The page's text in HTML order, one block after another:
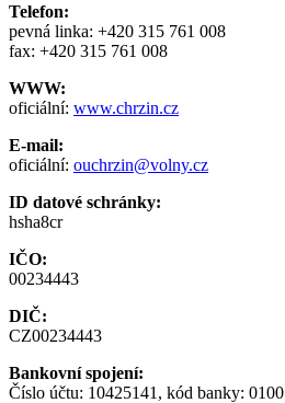
Telefon:
pevná linka: +420 315 761 008
fax: +420 315 761 008
WWW:
oficiální: www.chrzin.cz
E-mail:
oficiální: ouchrzin@volny.cz
ID datové schránky:
hsha8cr
IČO:
00234443
DIČ:
CZ00234443
Bankovní spojení:
Číslo účtu: 10425141, kód banky: 0100